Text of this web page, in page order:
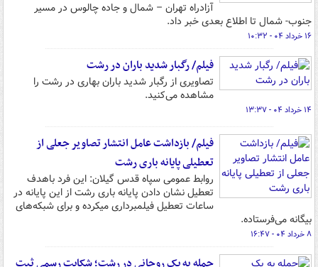
آزادراه تهران – شمال و جاده چالوس در مسیر
جنوب- شمال تا اطلاع بعدی خبر داد.
۱۶ خرداد ۰۴ - ۱۰:۳۲
فیلم/ رگبار شدید باران در رشت
تصاویری از رگبار شدید باران بهاری در رشت را
مشاهده می‌کنید.
۱۴ خرداد ۰۴ - ۱۳:۳۷
فیلم/ بازداشت عامل انتشار تصاویر جعلی از
تعطیلی پایانه باری رشت
روابط عمومی سپاه قدس گیلان: این فرد باهدف
تعطیل نشان دادن پایانه باری رشت از این پایانه در
ساعات تعطیل فیلمبرداری میکرده و برای شبکه‌های
بیگانه می‌فرستاده.
۸ خرداد ۰۴ - ۱۶:۴۷